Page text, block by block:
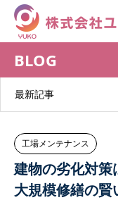
BLOG
最新記事
工場メンテナンス
建物の劣化対策
大規模修繕の